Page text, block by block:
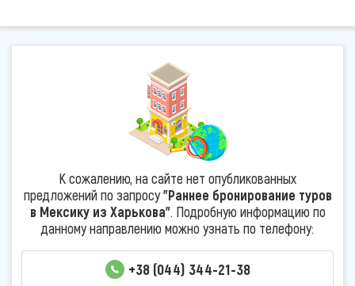
К сожалению, на сайте нет опубликованных
предложений по запросу"Раннее бронирование туров
в Мексику из Харькова". Подробную информацию по
данному направлению можно узнать по телефону:
+38 (044) 344-21-38